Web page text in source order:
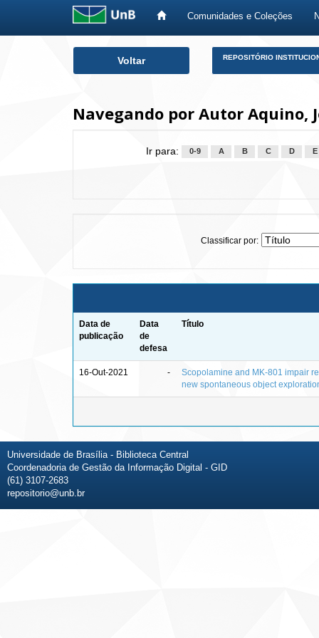
Comunidades e Coleções
Voltar REPOSITÓRIO
Navegando por Autor Aquino,
Ir para: 0-9 A B C D E
Classificar por:
Data de
publicação
Data
de
defesa
Título
16-Out-2021 -
Scopolamine and MK-801 impair
new spontaneous object
Universidade de Brasília - Biblioteca Central
Coordenadoria de Gestão da Informação Digital - GID
(61) 3107-2683
repositorio@unb.br